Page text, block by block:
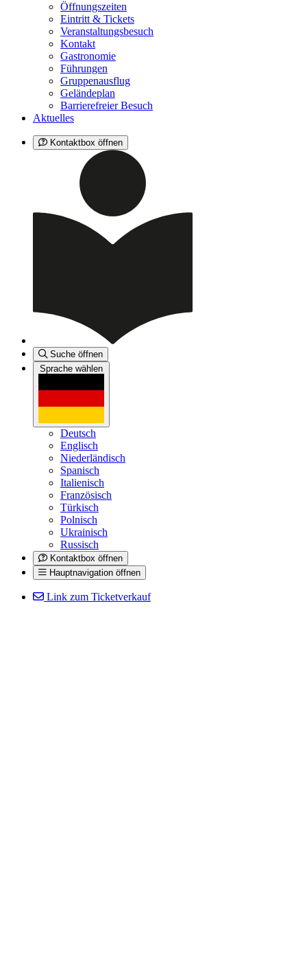
Öffnungszeiten
Eintritt & Tickets
Veranstaltungsbesuch
Kontakt
Gastronomie
Führungen
Gruppenausflug
Geländeplan
Barrierefreier Besuch
Aktuelles
Kontaktbox öffnen
Suche öffnen
Sprache wählen
Deutsch
Englisch
Niederländisch
Spanisch
Italienisch
Französisch
Türkisch
Polnisch
Ukrainisch
Russisch
Kontaktbox öffnen
Hauptnavigation öffnen
Link zum Ticketverkauf